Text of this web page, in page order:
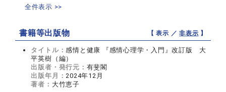
全件表示 >>
書籍等出版物 【 表示 ／非表示 】
タイトル：感情と健康 『感情心理学・入門』改訂版 大
平英樹（編）
出版者・発行元： 有斐閣
出版年月：2024年12月
著者： 大竹恵子